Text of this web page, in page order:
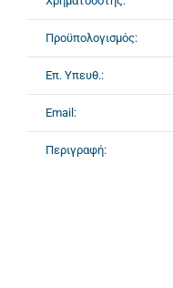
Προϋπολογισμός:
Επ. Υπευθ.:
Email:
Περιγραφή: